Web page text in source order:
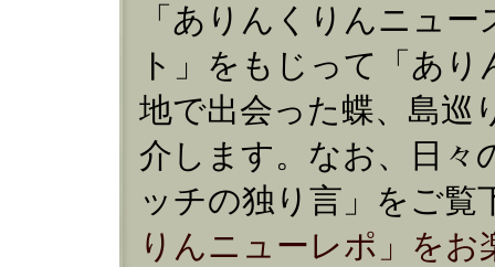
「ありんくりんニュ
ト」をもじって「あ
地で出会った蝶、島巡
介します。なお、日々
ッチの独り言」をご覧
りんニューレポ」を